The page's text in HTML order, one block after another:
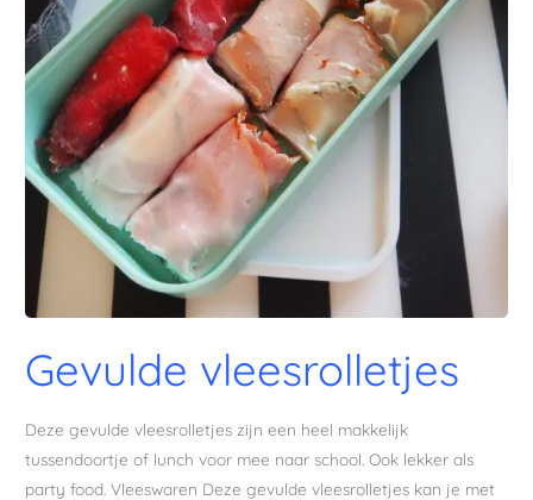
Gevulde vleesrolletjes
Deze gevulde vleesrolletjes zijn een heel makkelijk
tussendoortje of lunch voor mee naar school. Ook lekker als
party food. Vleeswaren Deze gevulde vleesrolletjes kan je met